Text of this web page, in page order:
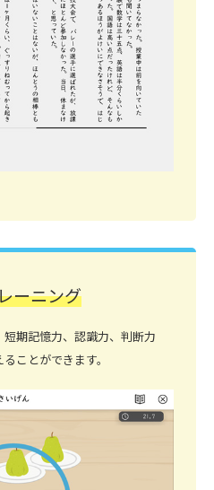
ーニング
期記憶力、認識力、判断力
ことができます。